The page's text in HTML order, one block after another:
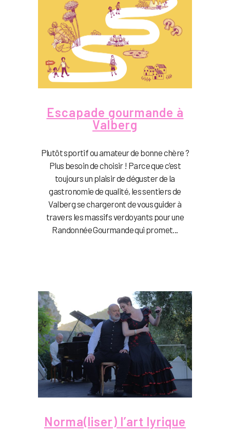
Escapade gourmande à
Valberg
Plutôt sportif ou amateur de bonne chère ?
Plus besoin de choisir ! Parce que c’est
toujours un plaisir de déguster de la
gastronomie de qualité, les sentiers de
Valberg se chargeront de vous guider à
travers les massifs verdoyants pour une
Randonnée Gourmande qui promet...
Norma(liser) l’art lyrique